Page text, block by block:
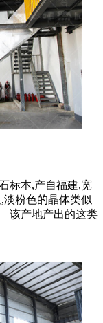
标本,产自福建,宽
淡粉色的晶体类似
该产地产出的这类